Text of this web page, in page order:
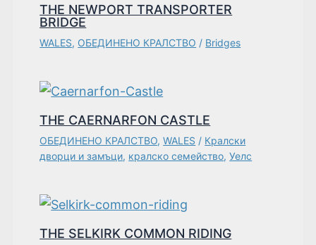
THE NEWPORT TRANSPORTER
BRIDGE
WALES, ОБЕДИНЕНО КРАЛСТВО / Bridges
THE CAERNARFON CASTLE
ОБЕДИНЕНО КРАЛСТВО,WALES / Кралски
дворци и замъци, кралско семейство,Уелс
THE SELKIRK COMMON RIDING